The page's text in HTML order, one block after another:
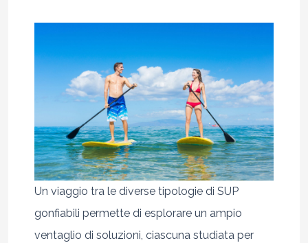
Un viaggio tra le diverse tipologie di SUP
gonfiabili permette di esplorare un ampio
ventaglio di soluzioni, ciascuna studiata per